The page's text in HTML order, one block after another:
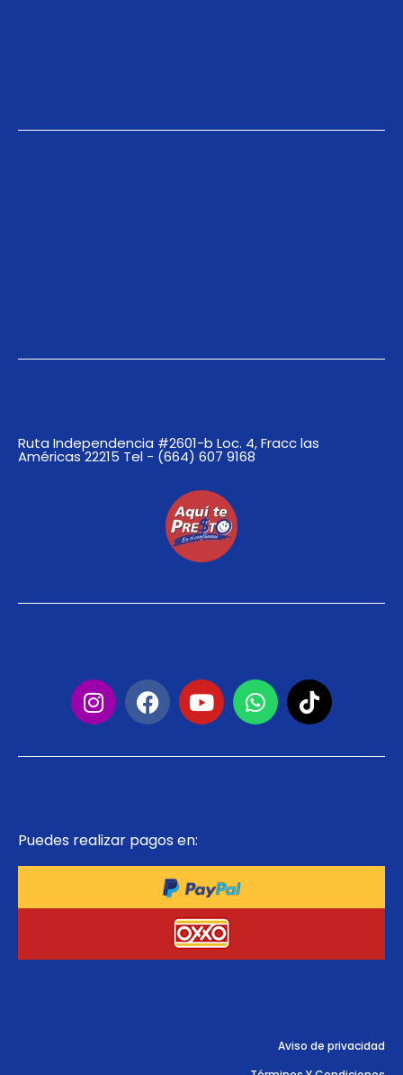
Ruta Independencia #2601-b Loc. 4, Fracc las
Américas 22215 Tel - (664) 607 9168
Puedes realizar pagos en:
Aviso de privacidad